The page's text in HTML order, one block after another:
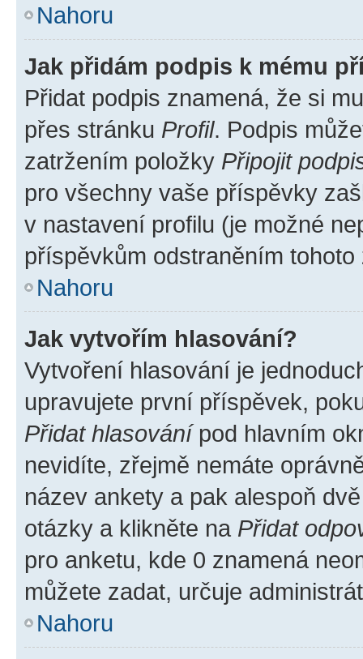
Nahoru
Jak přidám podpis k mému
Přidat podpis znamená, že si
přes stránku Profil. Podpis
zatržením položky Připojit
pro všechny vaše příspěvky
v nastavení profilu (je možné
příspěvkům odstraněním
Nahoru
Jak vytvořím hlasování?
Vytvoření hlasování je
upravujete první příspěvek,
Přidat hlasovánípod hlavním
nevidíte, zřejmě nemáte
název ankety a pak alespoň
otázky a klikněte na Přidat
pro anketu, kde 0 znamená
můžete zadat, určuje
Nahoru